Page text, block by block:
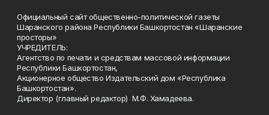
Официальный сайт общественно-политической газеты
Шаранского района Республики Башкортостан «Шаранские
просторы»
УЧРЕДИТЕЛЬ:
Агентство по печати и средствам массовой информации
Республики Башкортостан,
Акционерное общество Издательский дом «Республика
Башкортостан».
Директор (главный редактор) М.Ф. Хамадеева.